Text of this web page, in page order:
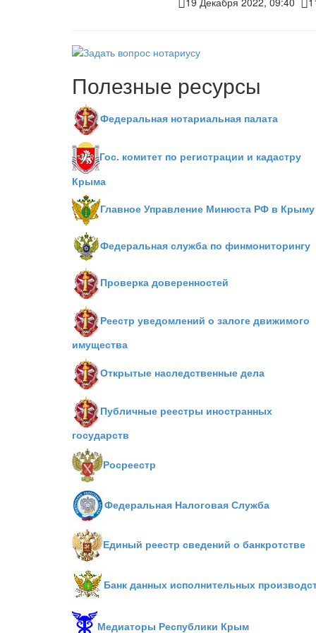
Полезные ресурсы
Федеральная нотариальная палата
Гос. комитет по регистрации и кадастру
Крыма
Главное Управление Минюста РФ в Крыму
Федеральная служба по финмониторингу
Проверка доверенностей
Реестр уведомлений о залоге движимого
имущества
Открытые наследственные дела
Публичные реестры иностранных
государств
Росреестр
Федеральная Налоговая Служба
Единый реестр сведений о банкротстве
Банк данных исполнительных
Медиаторы Республики Крым